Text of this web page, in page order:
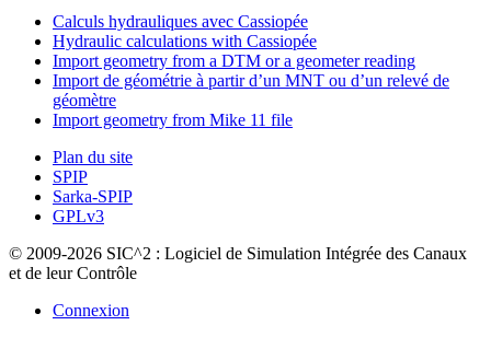
Calculs hydrauliques avec Cassiopée
Hydraulic calculations with Cassiopée
Import geometry from a DTM or a geometer reading
Import de géométrie à partir d’un MNT ou d’un relevé de
géomètre
Import geometry from Mike 11 file
Plan du site
SPIP
Sarka-SPIP
GPLv3
© 2009-2026 SIC^2 : Logiciel de Simulation Intégrée des Canaux
et de leur Contrôle
Connexion